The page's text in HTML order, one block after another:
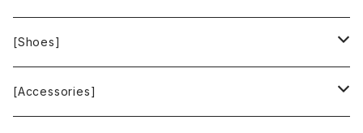
BAGGU
FOOD TEXTILE
[Shoes]
TOMS
[Accessories]